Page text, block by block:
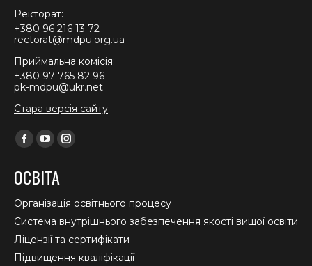
Ректорат:
+380 96 216 13 72
rectorat@mdpu.org.ua
Приймальна комісія:
+380 97 765 82 96
pk-mdpu@ukr.net
Стара версія сайту
Find us on:
Facebook
opens
in
new
window
YouTube
opens
in
new
window
Instagram
in
new
window
ОСВІТА
Організація освітнього процесу
Система внутрішнього забезпечення якості вищої освіти
Ліцензії та сертифікати
Підвищення кваліфікації